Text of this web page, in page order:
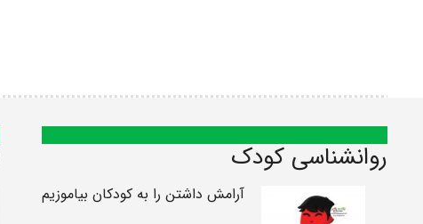
روانشناسی کودک
آرامش داشتن را به کودکان بیاموزیم